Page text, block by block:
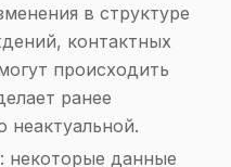
в структуре
контактных
происходить
ранее
: некоторые данные